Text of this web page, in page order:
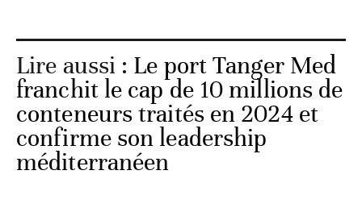
Lire aussi : Le port Tanger Med
franchit le cap de 10 millions de
conteneurs traités en 2024 et
confirme son leadership
méditerranéen